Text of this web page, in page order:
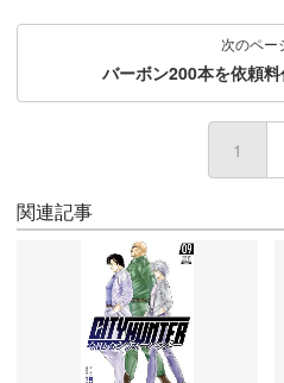
次のペー
バーボン200本を依頼
1
関連記事